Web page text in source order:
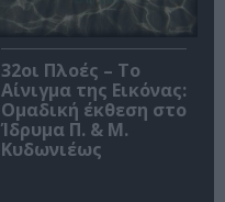
32οι Πλοές – Το
Αίνιγμα της Εικόνας:
Ομαδική έκθεση στο
Ίδρυμα Π. & Μ.
Κυδωνιέως